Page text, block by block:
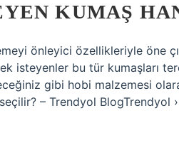
KUMAŞ
önleyici özellikleriyle öne
isteyenler bu tür kumaşları
gibi hobi malzemesi
seçilir? – Trendyol